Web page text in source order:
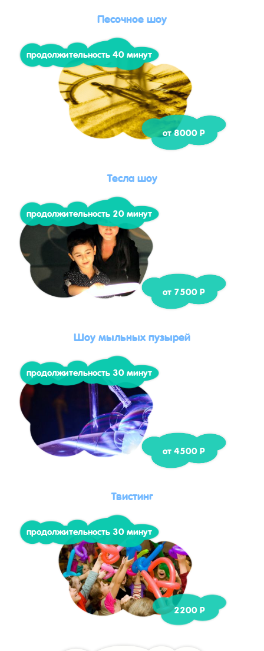
Песочное шоу
продолжительность 40 минут
от 8000 Р
Тесла шоу
продолжительность 20 минут
от 7500 Р
Шоу мыльных пузырей
продолжительность 30 минут
от 4500 Р
Твистинг
продолжительность 30 минут
2200 Р